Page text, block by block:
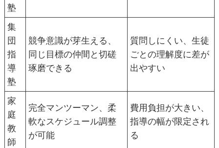
塾
集
団
指
導
塾
競争意識が芽生える、
同じ目標の仲間と切磋
琢磨できる
質問しにくい、生徒
ごとの理解度に差が
出やすい
家
庭
教
師
完全マンツーマン、柔
軟なスケジュール調整
が可能
費用負担が大きい、
指導の幅が限定され
る